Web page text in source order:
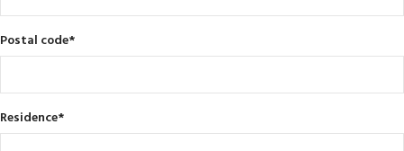
Postal code*
Residence*